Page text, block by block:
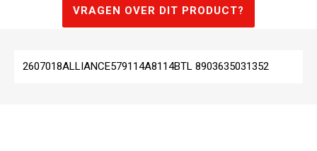
VRAGEN OVER DIT PRODUCT?
2607018ALLIANCE579114A8114BTL 8903635031352